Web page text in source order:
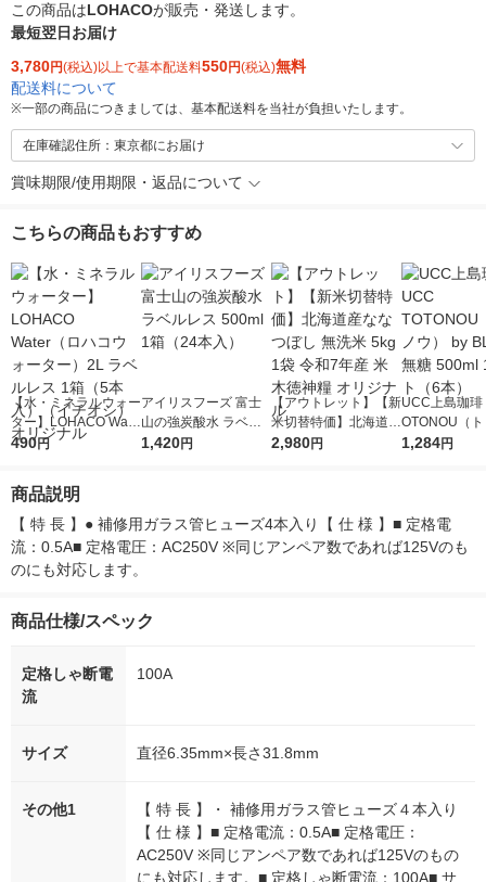
この商品はLOHACOが販売・発送します。
最短翌日お届け
3,780円(税込)以上で基本配送料550円(税込)無料
配送料について
※一部の商品につきましては、基本配送料を当社が負担いたします。
在庫確認住所：東京都にお届け
賞味期限/使用期限・返品について
こちらの商品もおすすめ
【水・ミネラルウォー
ター】LOHACO Wate
r（ロハコウォータ
シ） オリジナル
490円
アイリスフーズ 富士
山の強炭酸水 ラベル
レス 500ml 1箱（24
1,420円
【アウトレット】【新
米切替特価】北海道産
ななつぼし 無洗米 5k
2,980円
UCC上島珈琲
OTONOU（
ウ） by
1,284円
商品説明
【 特 長 】● 補修用ガラス管ヒューズ4本入り【 仕 様 】■ 定格電
流：0.5A■ 定格電圧：AC250V ※同じアンペア数であれば125Vのも
のにも対応します。
商品仕様/スペック
定格しゃ断電
流
100A
サイズ 直径6.35mm×長さ31.8mm
その他1
【 特 長 】・ 補修用ガラス管ヒューズ４本入り
【 仕 様 】■ 定格電流：0.5A■ 定格電圧：
AC250V ※同じアンペア数であれば125Vのもの
にも対応します。■ 定格しゃ断電流：100A■ サ